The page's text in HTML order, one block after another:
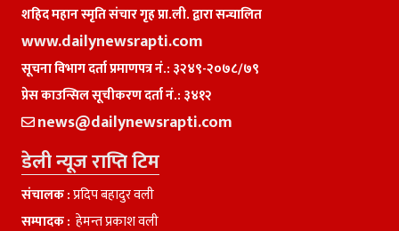
शहिद महान स्मृति संचार गृह प्रा.ली. द्वारा सन्चालित
www.dailynewsrapti.com
सूचना विभाग दर्ता प्रमाणपत्र नं.: ३२४९-२०७८/७९
प्रेस काउन्सिल सूचीकरण दर्ता नं.: ३४१२
news@dailynewsrapti.com
डेली न्यूज राप्ति टिम
संचालक :प्रदिप बहादुर वली
सम्पादक : हेमन्त प्रकाश वली